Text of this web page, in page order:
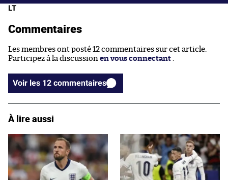
LT
Commentaires
Les membres ont posté 12 commentaires sur cet article.
Participez à la discussion en vous connectant .
Voir les 12 commentaires
À lire aussi